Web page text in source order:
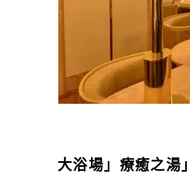
大浴場」療癒之湯」